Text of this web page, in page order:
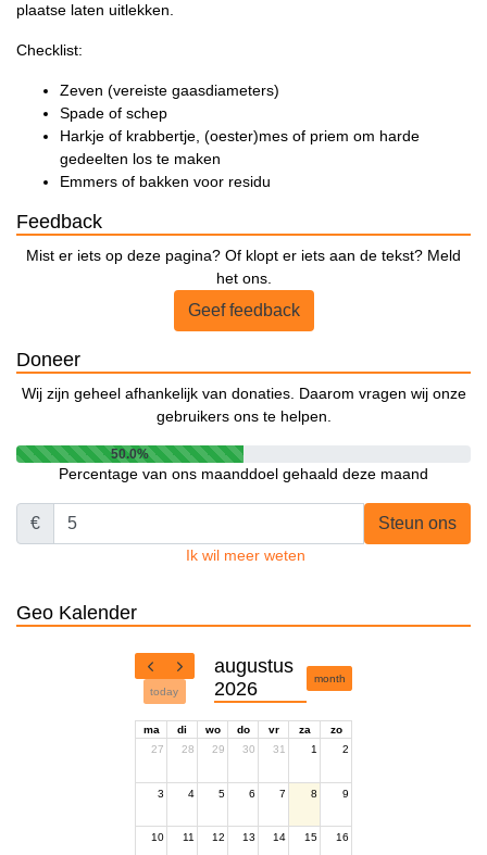
plaatse laten uitlekken.
Checklist:
Zeven (vereiste gaasdiameters)
Spade of schep
Harkje of krabbertje, (oester)mes of priem om harde
gedeelten los te maken
Emmers of bakken voor residu
Feedback
Mist er iets op deze pagina? Of klopt er iets aan de tekst? Meld
het ons.
Geef feedback
Doneer
Wij zijn geheel afhankelijk van donaties. Daarom vragen wij onze
gebruikers ons te helpen.
50.0%
Percentage van ons maanddoel gehaald deze maand
€ Steun ons
Ik wil meer weten
Geo Kalender
today
augustus
2026
month
ma di wo do vr za
zo
27
28 29 30 31 1 2
3 4 5 6 7 8 9
10 11 12 13 14 15 16